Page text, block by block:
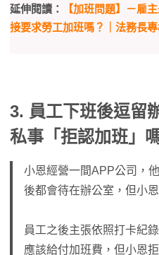
延伸閱讀：
【加班問題】－雇
接要求勞工加班嗎？｜法務長專
3. 員工下班後逗留
私事「拒認加班」
小恩經營一間APP公司，
後都會待在辦公室，但小
員工之後主張依照打卡紀
應該給付加班費，但小恩